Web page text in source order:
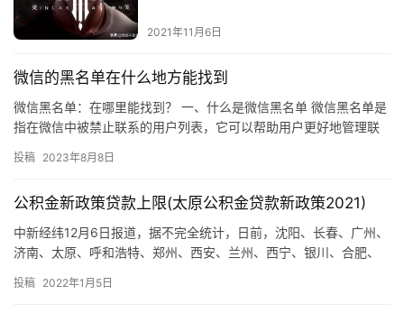
2021年11月6日
微信的黑名单在什么地方能找到
微信黑名单：在哪里能找到？ 一、什么是微信黑名单 微信黑名单是
指在微信中被禁止联系的用户列表，它可以帮助用户更好地管理联
的…
投稿 2023年8月8日
公积金新政策贷款上限(太原公积金贷款新政策2021)
中新经纬12月6日报道，据不完全统计，日前，沈阳、长春、广州、
济南、太原、呼和浩特、郑州、西安、兰州、西宁、银川、合肥、
缴存基数下限，广州、合肥灵活就业人员也可参加住房公积金缴
投稿 2022年1月5日